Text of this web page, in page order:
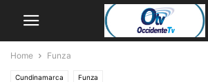
Home Funza
Cundinamarca Funza